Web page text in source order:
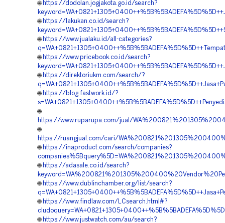
🌐 https://dodolan.jogjakota.go.id/search?
🌐 https://lakukan.co.id/search?
🌐 https://www.jualaku.id/all-categories?
🌐 https://www.pricebook.co.id/search?
🌐 https://direktoriukm.com/search/?
🌐 https://blog.fastwork.id/?
🌐
https://www.ruparupa.com/jual/
🌐
https://ruangjual.com/cari/
🌐 https://inaproduct.com/search/companies?
🌐 https://adasale.co.id/search?
🌐 https://www.dublinchamber.org/list/search?
🌐 https://www.findlaw.com/LCsearch.html#?
🌐 https://www.justwatch.com/au/search?